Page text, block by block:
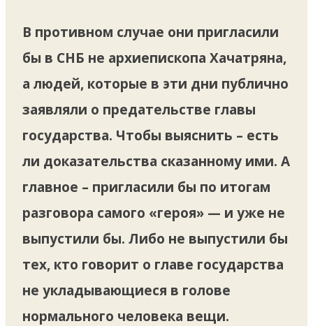
В противном случае они пригласили
бы в СНБ не архиепископа Хачатряна,
а людей, которые в эти дни публично
заявляли о предательстве главы
государства. Чтобы выяснить – есть
ли доказательства сказанному ими. А
главное – пригласили бы по итогам
разговора самого «героя» — и уже не
выпустили бы. Либо не выпустили бы
тех, кто говорит о главе государства
не укладывающиеся в голове
нормального человека вещи.